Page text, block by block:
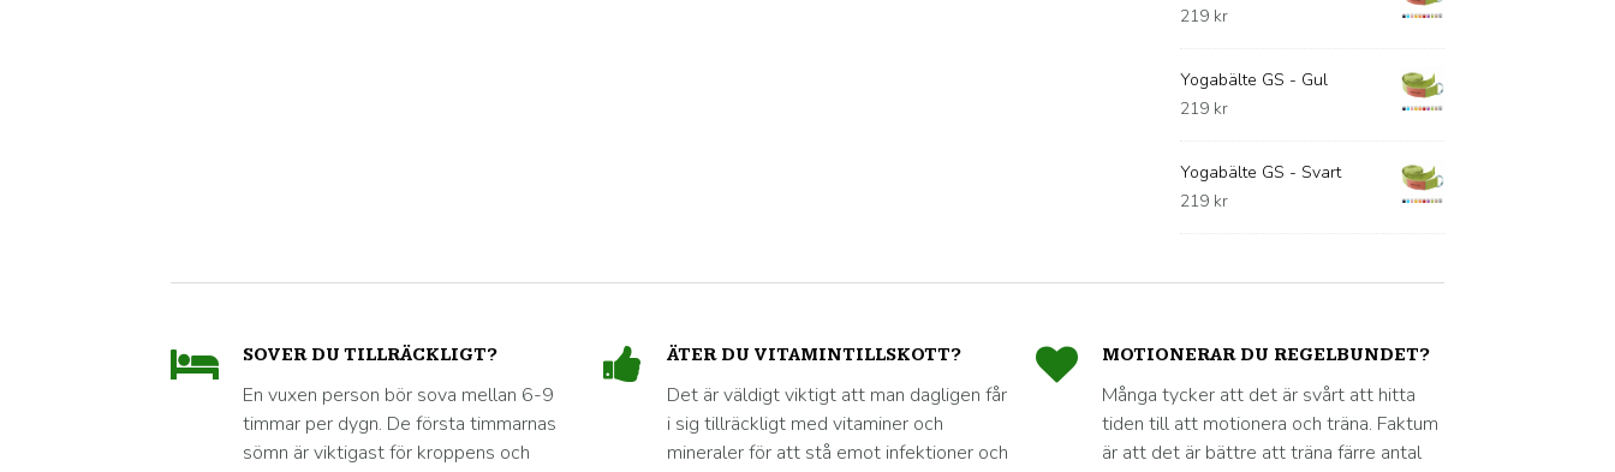
219 kr
Yogabälte GS - Gul
219 kr
Yogabälte GS - Svart
219 kr
SOVER DU TILLRÄCKLIGT?
En vuxen person bör sova mellan 6-9
timmar per dygn. De första timmarnas
sömn är viktigast för kroppens och
ÄTER DU VITAMINTILLSKOTT?
Det är väldigt viktigt att man dagligen får
i sig tillräckligt med vitaminer och
mineraler för att stå emot infektioner och
MOTIONERAR DU REGELBUNDET?
Många tycker att det är svårt att hitta
tiden till att motionera och träna. Faktum
är att det är bättre att träna färre antal